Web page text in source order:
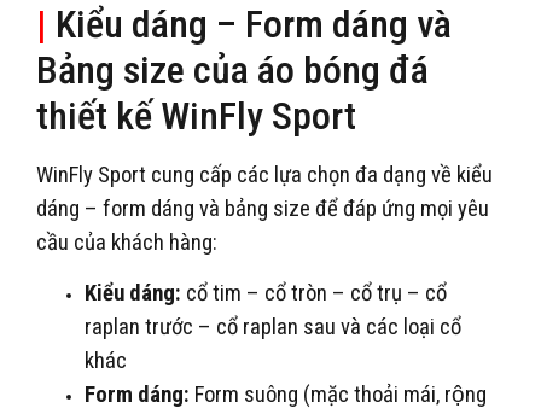
| Kiểu dáng – Form dáng và
Bảng size của áo bóng đá
thiết kế WinFly Sport
WinFly Sport cung cấp các lựa chọn đa dạng về kiểu
dáng – form dáng và bảng size để đáp ứng mọi yêu
cầu của khách hàng:
Kiểu dáng: cổ tim – cổ tròn – cổ trụ – cổ
raplan trước – cổ raplan sau và các loại cổ
khác
Form dáng: Form suông (mặc thoải mái, rộng